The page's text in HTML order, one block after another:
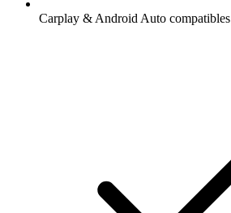
Carplay & Android Auto compatibles